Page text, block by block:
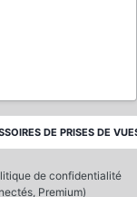
DE PRISES DE
de confidentialité
Premium)